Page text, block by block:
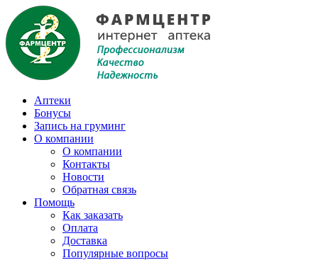
Аптеки
Бонусы
Запись на груминг
О компании
О компании
Контакты
Новости
Обратная связь
Помощь
Как заказать
Оплата
Доставка
Популярные вопросы